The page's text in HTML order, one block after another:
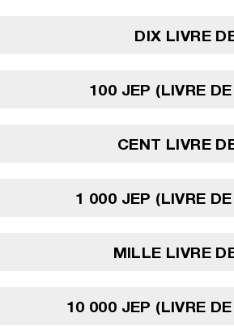
DIX LIVRE
100 JEP (LIVRE
CENT LIVRE
1 000 JEP (LIVRE
MILLE LIVRE
10 000 JEP (LIVRE